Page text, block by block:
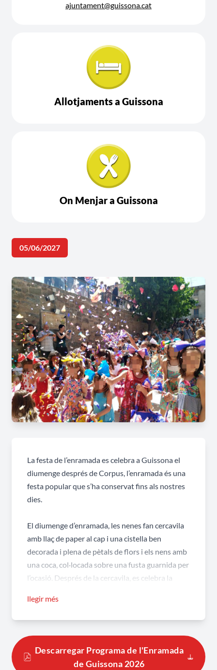
ajuntament@guissona.cat
Allotjaments a Guissona
On Menjar a Guissona
05/06/2027
La festa de l’enramada es celebra a Guissona el
diumenge després de Corpus, l’enramada és una
festa popular que s’ha conservat fins als nostres
dies.
El diumenge d’enramada, les nenes fan cercavila
amb llaç de paper al cap i una cistella ben
decorada i plena de pètals de flors i els nens amb
una coca, col·locada sobre una fusta guarnida per
l’ocasió. Després de la cercavila, es celebra la
fonts del poble, en la que es llencen pètals i
acompanyant-la d’una ballada de sardanes.
llegir més
Descarregar Programa de l'Enramada
de Guissona 2026